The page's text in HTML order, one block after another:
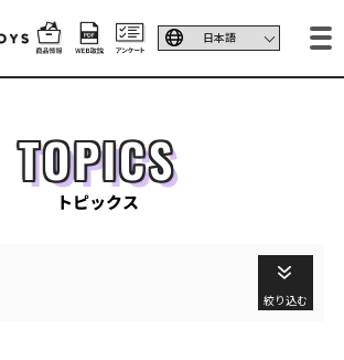
TOPICS
トピックス
絞り込む